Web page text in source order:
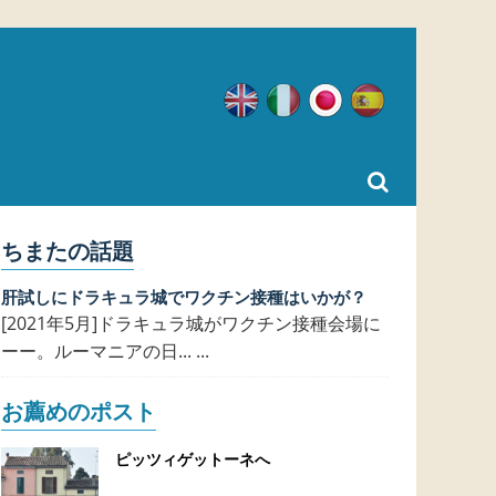
英語 イタリア語
日本語
ちまたの話題
肝試しにドラキュラ城でワクチン接種はいかが？
[2021年5月]ドラキュラ城がワクチン接種会場に
ーー。ルーマニアの日... ...
お薦めのポスト
ピッツィゲットーネへ